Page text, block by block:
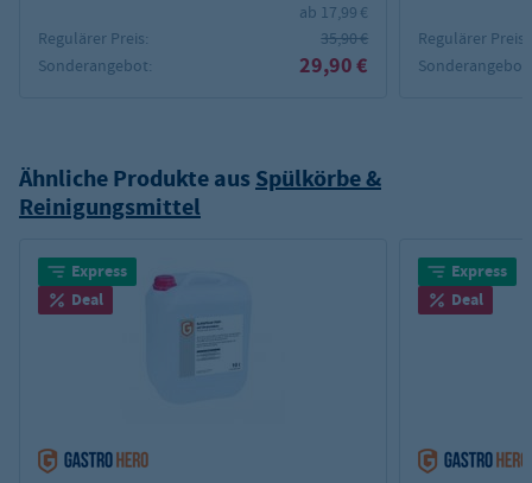
ab 17,99 €
Regulärer Preis:
35,90 €
Sonderangebot:
29,90 €
Regulärer Preis:
Sonderangebot:
Ähnliche Produkte aus Spülkörbe &
Reinigungsmittel
Express
Deal
Express
Deal